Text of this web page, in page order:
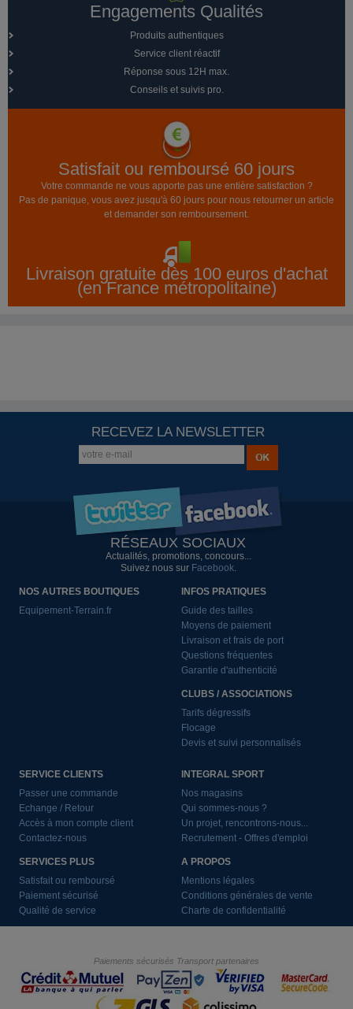
Engagements Qualités
Produits authentiques
Service client réactif
Réponse sous 12H max.
Conseils et suivis pro.
Satisfait ou remboursé 60 jours
Votre commande ne vous apporte pas une entière satisfaction ?
Pas de panique, vous avez jusqu'à 60 jours pour nous retourner un article
et demander son remboursement.
Livraison gratuite dès 100 euros d'achat
(en France métropolitaine)
RECEVEZ LA NEWSLETTER
RÉSEAUX SOCIAUX
Actualités, promotions, concours...
Suivez nous sur Facebook.
NOS AUTRES BOUTIQUES
Equipement-Terrain.fr
INFOS PRATIQUES
Guide des tailles
Moyens de paiement
Livraison et frais de port
Questions fréquentes
Garantie d'authenticité
CLUBS / ASSOCIATIONS
Tarifs dégressifs
Flocage
Devis et suivi personnalisés
SERVICE CLIENTS
Passer une commande
Echange / Retour
Accès à mon compte client
Contactez-nous
SERVICES PLUS
Satisfait ou remboursé
Paiement sécurisé
Qualité de service
INTEGRAL SPORT
Nos magasins
Qui sommes-nous ?
Un projet, rencontrons-nous...
Recrutement - Offres d'emploi
A PROPOS
Mentions légales
Conditions générales de vente
Charte de confidentialité
Paiements sécurisés Transport partenaires